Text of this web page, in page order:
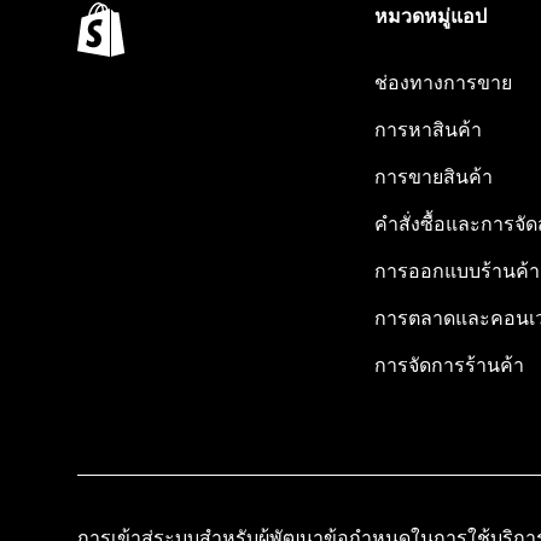
หมวดหมู่แอป
ช่องทางการขาย
การหาสินค้า
การขายสินค้า
คำสั่งซื้อและการจัด
การออกแบบร้านค้า
การตลาดและคอน
การจัดการร้านค้า